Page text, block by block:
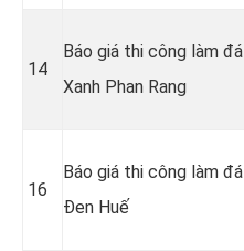
14
Báo giá thi công làm đá
Xanh Phan Rang
16
Báo giá thi công làm đá
Đen Huế